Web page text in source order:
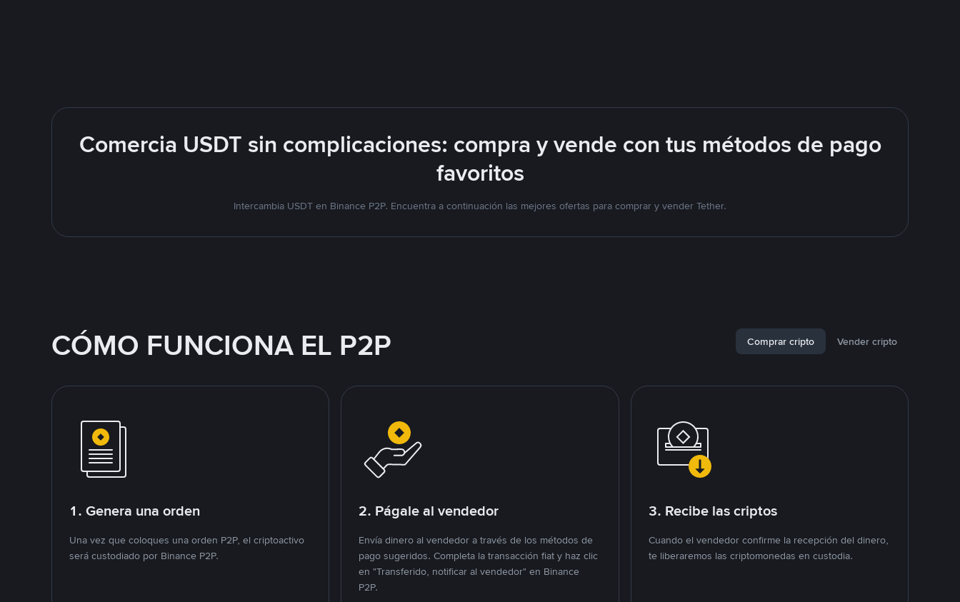
Comercia USDT sin complicaciones: compra y vende con tus métodos de pago
favoritos
Intercambia USDT en Binance P2P. Encuentra a continuación las mejores ofertas para comprar y vender Tether.
CÓMO FUNCIONA EL P2P Comprar cripto Vender cripto
1. Genera una orden
Una vez que coloques una orden P2P, el criptoactivo
será custodiado por Binance P2P.
2. Págale al vendedor
Envía dinero al vendedor a través de los métodos de
pago sugeridos. Completa la transacción fiat y haz clic
en "Transferido, notificar al vendedor" en Binance
P2P.
3. Recibe las criptos
Cuando el vendedor confirme la recepción del dinero,
te liberaremos las criptomonedas en custodia.